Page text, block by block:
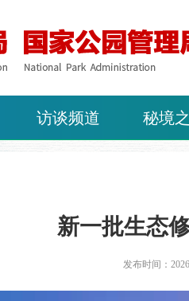
访谈频道 秘境
新一批生态
发布时间：